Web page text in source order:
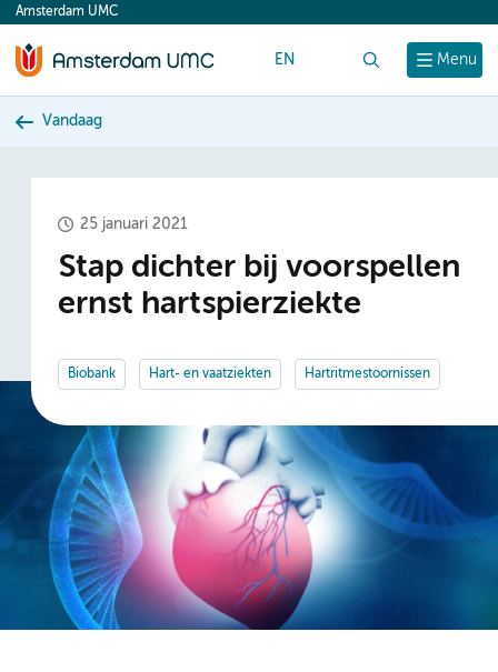
content
Menu
Amsterdam UMC
EN
Vandaag
25 januari 2021
Stap dichter bij voorspellen
ernst hartspierziekte
Biobank Hart- en vaatziekten Hartritmestoornissen